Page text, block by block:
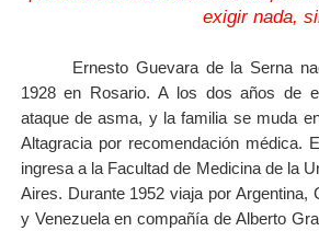
exigir nada,
Ernesto Guevara de la Serna
1928 en Rosario. A los dos años de
ataque de asma, y la familia se muda
Altagracia por recomendación médica.
ingresa a la Facultad de Medicina de la
Aires. Durante 1952 viaja por Argentina,
y Venezuela en compañía de Alberto